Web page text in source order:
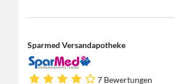
Sparmed Versandapotheke
7 Bewertungen